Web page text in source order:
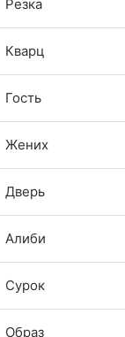
Резка
Кварц
Гость
Жених
Дверь
Алиби
Сурок
Образ